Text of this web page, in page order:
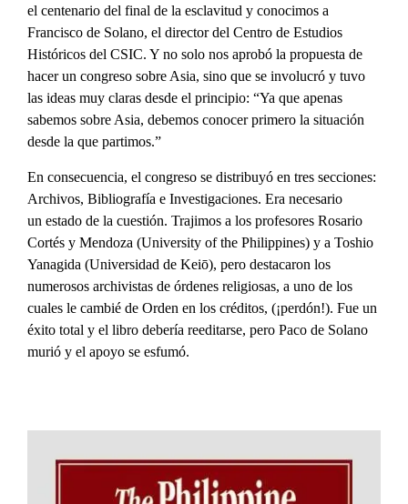
el centenario del final de la esclavitud y conocimos a
Francisco de Solano, el director del Centro de Estudios
Históricos del CSIC. Y no solo nos aprobó la propuesta de
hacer un congreso sobre Asia, sino que se involucró y tuvo
las ideas muy claras desde el principio: “Ya que apenas
sabemos sobre Asia, debemos conocer primero la situación
desde la que partimos.”
En consecuencia, el congreso se distribuyó en tres secciones:
Archivos, Bibliografía e Investigaciones. Era necesario
un estado de la cuestión. Trajimos a los profesores Rosario
Cortés y Mendoza (University of the Philippines) y a Toshio
Yanagida (Universidad de Keiō), pero destacaron los
numerosos archivistas de órdenes religiosas, a uno de los
cuales le cambié de Orden en los créditos, (¡perdón!). Fue un
éxito total y el libro debería reeditarse, pero Paco de Solano
murió y el apoyo se esfumó.